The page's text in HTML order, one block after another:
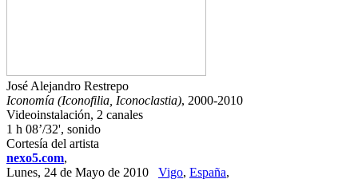
José Alejandro Restrepo
Iconomía (Iconofilia, Iconoclastia), 2000-2010
Videoinstalación, 2 canales
1 h 08’/32', sonido
Cortesía del artista
nexo5.com,
Lunes, 24 de Mayo de 2010 Vigo, España,